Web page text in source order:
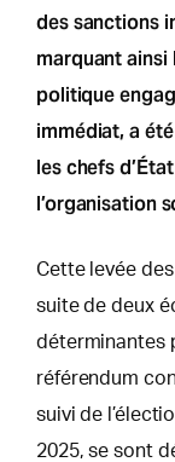
des sanctions
marquant
politique
immédiat, a
les chefs
l’organisation
Cette levée
suite de deux
déterminantes
référendum
suivi de
2025, se sont